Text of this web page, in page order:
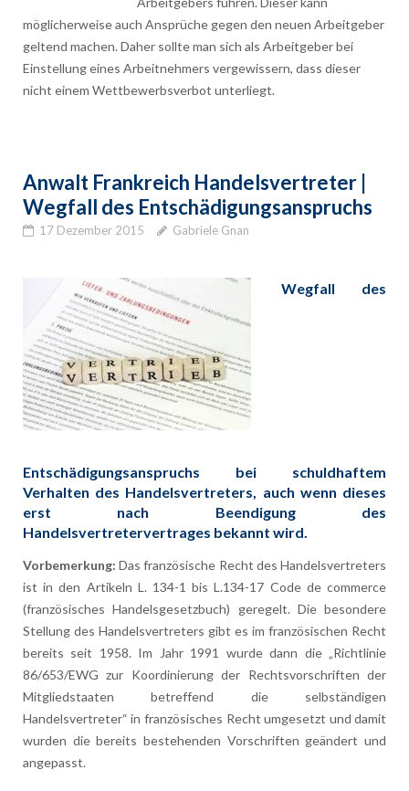
möglicherweise auch Ansprüche gegen den neuen Arbeitgeber
geltend machen. Daher sollte man sich als Arbeitgeber bei
Einstellung eines Arbeitnehmers vergewissern, dass dieser
nicht einem Wettbewerbsverbot unterliegt.
Anwalt Frankreich Handelsvertreter |
Wegfall des Entschädigungsanspruchs
17 Dezember 2015 Gabriele Gnan
Wegfall des
Entschädigungsanspruchs bei schuldhaftem
Verhalten des Handelsvertreters, auch wenn dieses
erst nach Beendigung des
Handelsvertretervertrages bekannt wird.
Vorbemerkung: Das französische Recht des Handelsvertreters
ist in den Artikeln L. 134-1 bis L.134-17 Code de commerce
(französisches Handelsgesetzbuch) geregelt. Die besondere
Stellung des Handelsvertreters gibt es im französischen Recht
bereits seit 1958. Im Jahr 1991 wurde dann die „Richtlinie
86/653/EWG zur Koordinierung der Rechtsvorschriften der
Mitgliedstaaten betreffend die selbständigen
Handelsvertreter“ in französisches Recht umgesetzt und damit
wurden die bereits bestehenden Vorschriften geändert und
angepasst.